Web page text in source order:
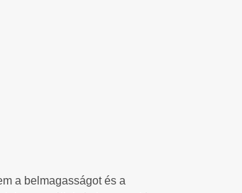
a belmagasságot és a